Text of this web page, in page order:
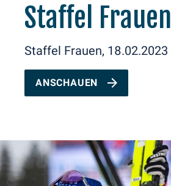
Staffel Frauen
Staffel Frauen, 18.02.2023
ANSCHAUEN